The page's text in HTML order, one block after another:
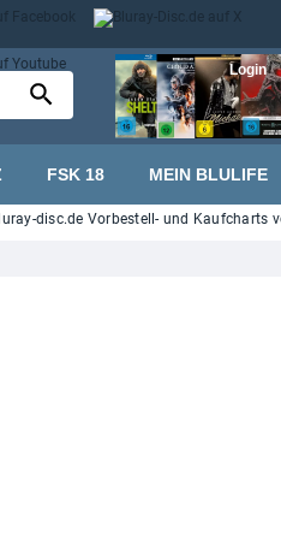
Login
FSK 18 MEIN BLULIFE
Vorbestell- und Kaufcharts vom